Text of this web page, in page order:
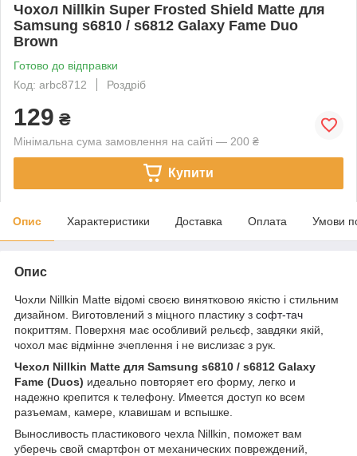
Чохол Nillkin Super Frosted Shield Matte для
Samsung s6810 / s6812 Galaxy Fame Duo
Brown
Готово до відправки
Код: arbc8712
Роздріб
129 ₴
Мінімальна сума замовлення на сайті — 200 ₴
Купити
Опис Характеристики Доставка Оплата Умови
Опис
Чохли Nillkin Matte відомі своєю винятковою якістю і стильним
дизайном. Виготовлений з міцного пластику з софт-тач
покриттям. Поверхня має особливий рельєф, завдяки якій,
чохол має відмінне зчеплення і не вислизає з рук.
Чехол Nillkin Matte для Samsung s6810 / s6812 Galaxy
Fame (Duos) идеально повторяет его форму, легко и
надежно крепится к телефону. Имеется доступ ко всем
разъемам, камере, клавишам и вспышке.
Выносливость пластикового чехла Nillkin, поможет вам
уберечь свой смартфон от механических повреждений,